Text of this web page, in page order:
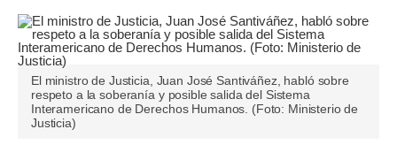
Editorial
Pregunta de hoy
Blogs
El ministro de Justicia, Juan José Santiváñez, habló sobre
respeto a la soberanía y posible salida del Sistema
Interamericano de Derechos Humanos. (Foto: Ministerio de
Justicia)